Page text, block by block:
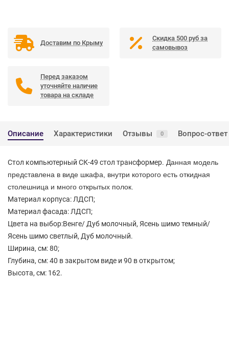
Доставим по Крыму
Скидка 500 руб за
самовывоз
Перед заказом
уточняйте наличие
товара на складе
Описание Характеристики Отзывы 0 Вопрос-ответ
Стол компьютерный СК-49 стол трансформер. Данная модель
представлена в виде шкафа, внутри которого есть откидная
столешница и много открытых полок.
Материал корпуса: ЛДСП;
Материал фасада: ЛДСП;
Цвета на выбор:Венге/ Дуб молочный, Ясень шимо темный/
Ясень шимо светлый, Дуб молочный.
Ширина, см: 80;
Глубина, см: 40 в закрытом виде и 90 в открытом;
Высота, см: 162.